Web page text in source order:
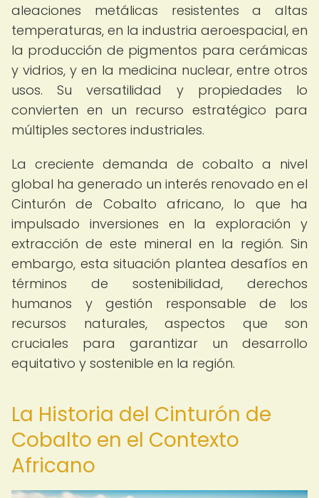
aleaciones metálicas resistentes a altas
temperaturas, en la industria aeroespacial, en
la producción de pigmentos para cerámicas
y vidrios, y en la medicina nuclear, entre otros
usos. Su versatilidad y propiedades lo
convierten en un recurso estratégico para
múltiples sectores industriales.
La creciente demanda de cobalto a nivel
global ha generado un interés renovado en el
Cinturón de Cobalto africano, lo que ha
impulsado inversiones en la exploración y
extracción de este mineral en la región. Sin
embargo, esta situación plantea desafíos en
términos de sostenibilidad, derechos
humanos y gestión responsable de los
recursos naturales, aspectos que son
cruciales para garantizar un desarrollo
equitativo y sostenible en la región.
La Historia del Cinturón de
Cobalto en el Contexto
Africano